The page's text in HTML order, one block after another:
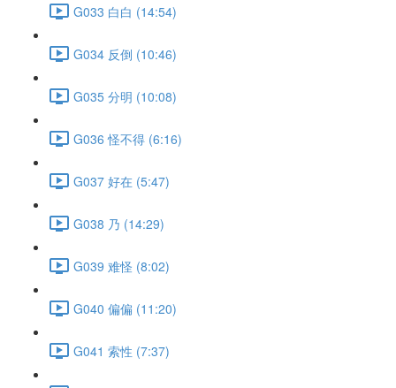
G033 白白 (14:54)
G034 反倒 (10:46)
G035 分明 (10:08)
G036 怪不得 (6:16)
G037 好在 (5:47)
G038 乃 (14:29)
G039 难怪 (8:02)
G040 偏偏 (11:20)
G041 索性 (7:37)